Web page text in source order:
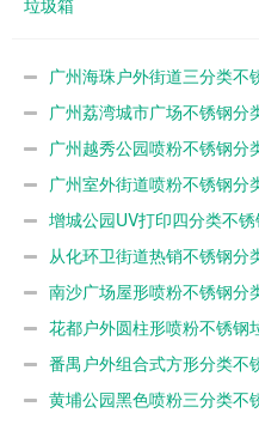
垃圾箱
广州海珠户外街道三分类不
广州荔湾城市广场不锈钢分
广州越秀公园喷粉不锈钢分
广州室外街道喷粉不锈钢分
增城公园UV打印四分类不
从化环卫街道热销不锈钢分
南沙广场屋形喷粉不锈钢分
花都户外圆柱形喷粉不锈钢
番禺户外组合式方形分类不
黄埔公园黑色喷粉三分类不